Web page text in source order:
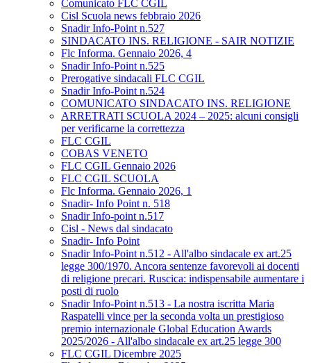
Comunicato FLC CGIL
Cisl Scuola news febbraio 2026
Snadir Info-Point n.527
SINDACATO INS. RELIGIONE - SAIR NOTIZIE
Flc Informa. Gennaio 2026, 4
Snadir Info-Point n.525
Prerogative sindacali FLC CGIL
Snadir Info-Point n.524
COMUNICATO SINDACATO INS. RELIGIONE
ARRETRATI SCUOLA 2024 – 2025: alcuni consigli
per verificarne la correttezza
FLC CGIL
COBAS VENETO
FLC CGIL Gennaio 2026
FLC CGIL SCUOLA
Flc Informa. Gennaio 2026, 1
Snadir- Info Point n. 518
Snadir Info-point n.517
Cisl - News dal sindacato
Snadir- Info Point
Snadir Info-Point n.512 - All'albo sindacale ex art.25
legge 300/1970. Ancora sentenze favorevoli ai docenti
di religione precari. Ruscica: indispensabile aumentare i
posti di ruolo
Snadir Info-Point n.513 - La nostra iscritta Maria
Raspatelli vince per la seconda volta un prestigioso
premio internazionale Global Education Awards
2025/2026 - All'albo sindacale ex art.25 legge 300
FLC CGIL Dicembre 2025